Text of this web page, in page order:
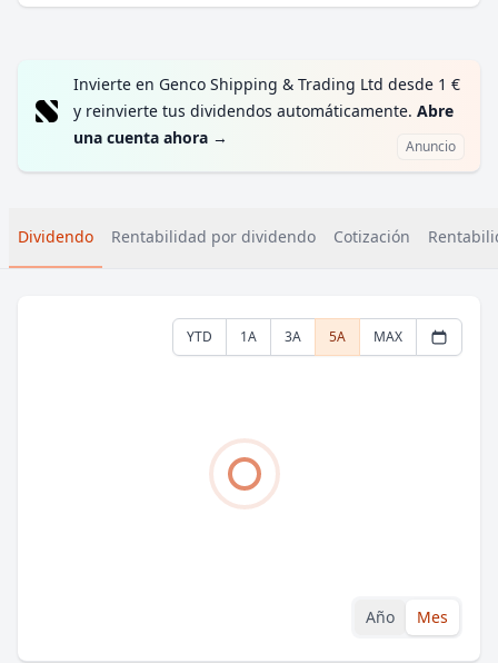
Invierte en Genco Shipping & Trading Ltd desde 1 €
y reinvierte tus dividendos automáticamente. Abre
una cuenta ahora → Anuncio
Dividendo Rentabilidad por dividendo Cotización
YTD 1A 3A 5A MAX
Año Mes